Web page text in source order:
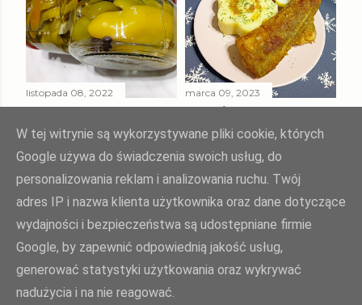
listopada 08, 2022
PAPRYKA ZIELONA
W ZALEWIE
SŁODKO - KWAŚNEJ
Udostępnij Prześlij komentarz
marca 09, 2023
SMAŻONY
MORSZCZUK
TUSZKA
Udostępnij Prześlij komentarz
Agnieszka Żuk - Swojskie jedzonko, domowa kuchnia Agi
polityka prywatności| opiekun bloga:
W tej witrynie są wykorzystywane pliki cookie, których
Google używa do świadczenia swoich usług, do
personalizowania reklam i analizowania ruchu. Twój
adres IP i nazwa klienta użytkownika oraz dane dotyczące
wydajności i bezpieczeństwa są udostępniane firmie
Google, by zapewnić odpowiednią jakość usług,
generować statystyki użytkowania oraz wykrywać
nadużycia i na nie reagować.